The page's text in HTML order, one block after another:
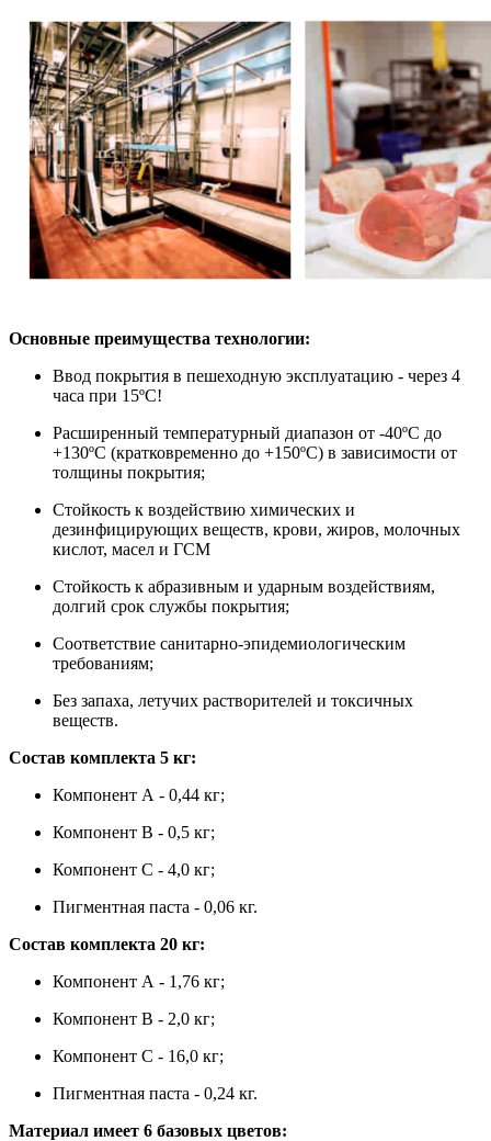
Основные преимущества технологии:
Ввод покрытия в пешеходную эксплуатацию - через 4
часа при 15ºC!
Расширенный температурный диапазон от -40ºC до
+130ºC (кратковременно до +150ºC) в зависимости от
толщины покрытия;
Стойкость к воздействию химических и
дезинфицирующих веществ, крови, жиров, молочных
кислот, масел и ГСМ
Стойкость к абразивным и ударным воздействиям,
долгий срок службы покрытия;
Соответствие санитарно-эпидемиологическим
требованиям;
Без запаха, летучих растворителей и токсичных
веществ.
Состав комплекта 5 кг:
Компонент А - 0,44 кг;
Компонент В - 0,5 кг;
Компонент С - 4,0 кг;
Пигментная паста - 0,06 кг.
Состав комплекта 20 кг:
Компонент А - 1,76 кг;
Компонент В - 2,0 кг;
Компонент С - 16,0 кг;
Пигментная паста - 0,24 кг.
Материал имеет 6 базовых цветов: